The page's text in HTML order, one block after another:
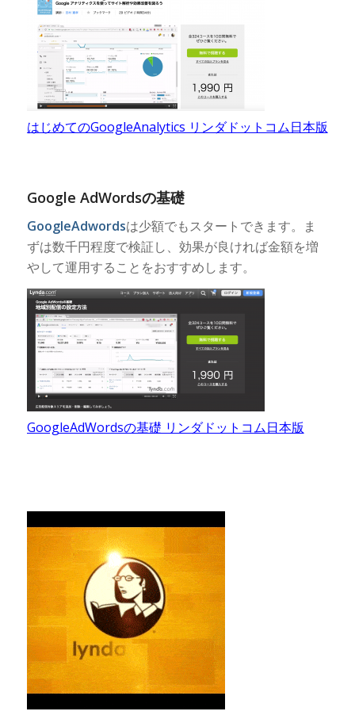
はじめてのGoogleAnalytics リンダドットコム日本版
Google AdWordsの基礎
GoogleAdwordsは少額でもスタートできます。ま
ずは数千円程度で検証し、効果が良ければ金額を増
やして運用することをおすすめします。
GoogleAdWordsの基礎 リンダドットコム日本版